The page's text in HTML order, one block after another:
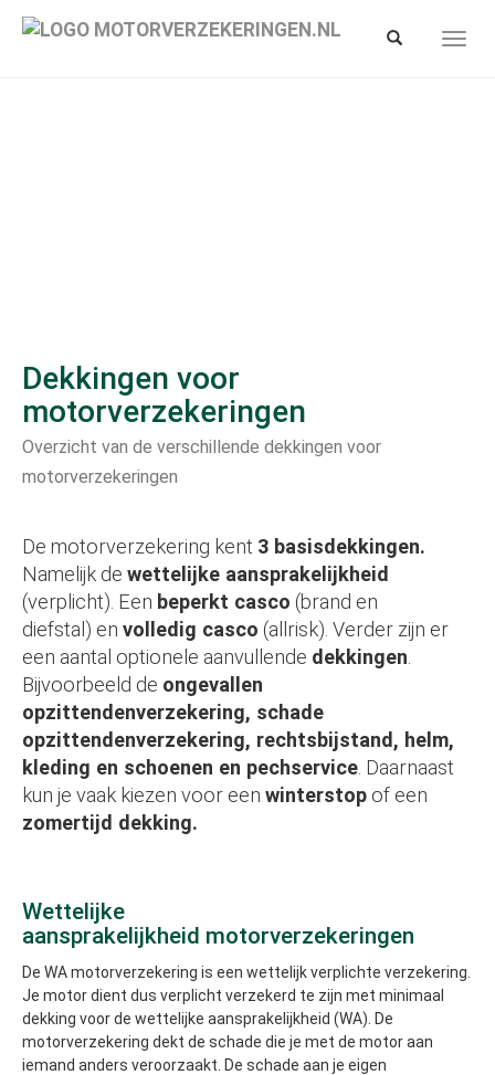
naar
Toon/verberg
Dekkingen voor
motorverzekeringen
Overzicht van de verschillende dekkingen voor
motorverzekeringen
De motorverzekering kent 3 basisdekkingen.
Namelijk de wettelijke aansprakelijkheid
(verplicht). Een beperkt casco (brand en
diefstal) en volledig casco (allrisk). Verder zijn er
een aantal optionele aanvullende dekkingen
Bijvoorbeeld de ongevallen
opzittendenverzekering, schade
opzittendenverzekering, rechtsbijstand, helm,
kleding en schoenen en pechservice . Daarnaast
kun je vaak kiezen voor een winterstop of een
zomertijd dekking.
Wettelijke
aansprakelijkheid motorverzekeringen
De WA motorverzekering is een wettelijk verplichte verzekering.
Je motor dient dus verplicht verzekerd te zijn met minimaal
dekking voor de wettelijke aansprakelijkheid (WA). De
motorverzekering dekt de schade die je met de motor aan
iemand anders veroorzaakt. De schade aan je eigen